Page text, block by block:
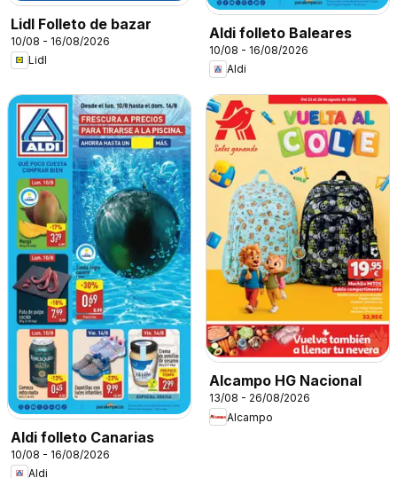
Lidl Folleto de bazar
10/08 - 16/08/2026
Lidl
Aldi folleto Baleares
10/08 - 16/08/2026
Aldi
Aldi folleto Canarias
10/08 - 16/08/2026
Aldi
Alcampo HG Nacional
13/08 - 26/08/2026
Alcampo